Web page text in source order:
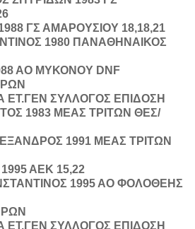
ΓΣ ΑΜΑΡΟΥΣΙΟΥ 18,18,21
1980 ΠΑΝΑΘΗΝΑΙΚΟΣ
ΑΟ ΜΥΚΟΝΟΥ DNF
ΕΤ.ΓΕΝ ΣΥΛΛΟΓΟΣ ΕΠΙΔΟΣΗ
1983 ΜΕΑΣ ΤΡΙΤΩΝ ΘΕΣ/
1991 ΜΕΑΣ ΤΡΙΤΩΝ
1995 ΑΕΚ 15,22
1995 ΑΟ ΦΟΛΟΘΕΗΣ
ΕΤ.ΓΕΝ ΣΥΛΛΟΓΟΣ ΕΠΙΔΟΣΗ